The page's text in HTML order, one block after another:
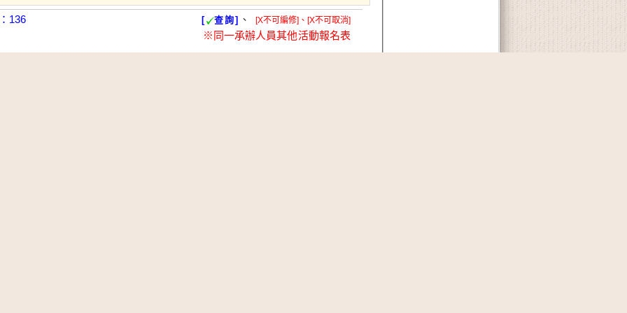
136 [ 查詢] 、 [X不可編修]、[X不可取消]
※同一承辦人員其他活動報名表